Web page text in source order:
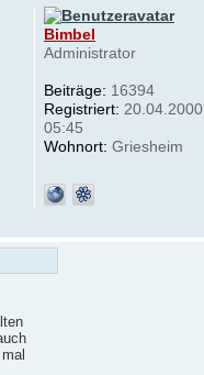
Bimbel
Administrator
Beiträge: 16394
Registriert: 20.04.2000,
05:45
Wohnort: Griesheim